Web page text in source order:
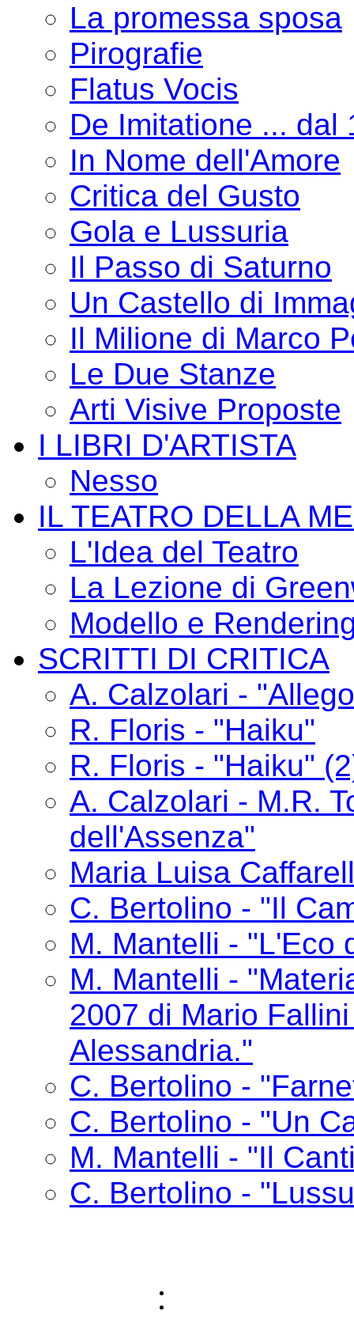
La promessa sposa
Pirografie
Flatus Vocis
De Imitatione ... dal
In Nome dell'Amore
Critica del Gusto
Gola e Lussuria
Il Passo di Saturno
Un Castello di
Il Milione di Marco
Le Due Stanze
Arti Visive Proposte
I LIBRI D'ARTISTA
Nesso
IL TEATRO DELLA
L'Idea del Teatro
La Lezione di
Modello e
SCRITTI DI CRITICA
A. Calzolari -
R. Floris - "Haiku"
R. Floris - "Haiku"
A. Calzolari - M.R.
dell'Assenza"
Maria Luisa
C. Bertolino - "Il
M. Mantelli - "L'Eco
M. Mantelli -
2007 di Mario
Alessandria."
C. Bertolino -
C. Bertolino - "Un
M. Mantelli - "Il
C. Bertolino -